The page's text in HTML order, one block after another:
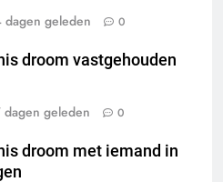
dagen geleden 0
droom vastgehouden
dagen geleden 0
droom met iemand in